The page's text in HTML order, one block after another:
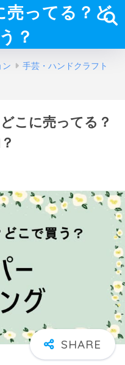
売ってる？ど
？
ン 手芸・ハンドクラフト
こに売ってる？